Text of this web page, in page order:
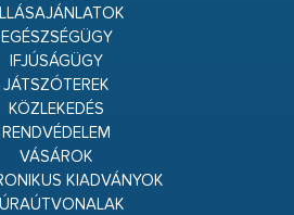
EGÉSZSÉGÜGY
IFJÚSÁGÜGY
JÁTSZÓTEREK
KÖZLEKEDÉS
RENDVÉDELEM
VÁSÁROK
KIADVÁNYOK